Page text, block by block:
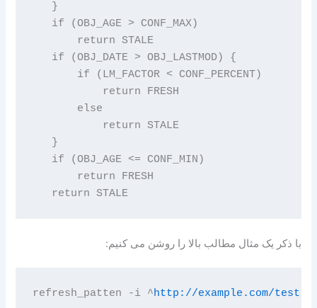
   }
   if (OBJ_AGE > CONF_MAX)
       return STALE
   if (OBJ_DATE > OBJ_LASTMOD) {
       if (LM_FACTOR < CONF_PERCENT)
           return FRESH
       else
           return STALE
   }
   if (OBJ_AGE <= CONF_MIN)
       return FRESH
   return STALE
با ذکر یک مثال مطالب بالا را روشن می کنیم:
refresh_patten -i ^http://example.com/